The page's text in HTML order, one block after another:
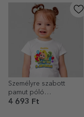
Személyre szabott
pamut póló
gyerekeknek névvel -
4 693 Ft